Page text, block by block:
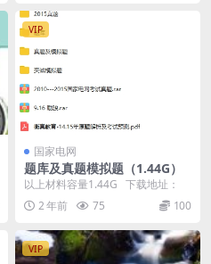
VIP
国家电网
题库及真题模拟题（1.44G）
以上材料容量1.44G 下载地址：
2 年前
75 100
VIP